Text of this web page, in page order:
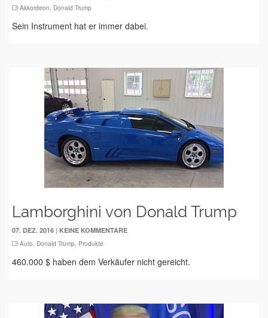
Akkordeon, Donald Trump
Sein Instrument hat er immer dabei.
Lamborghini von Donald Trump
07. DEZ. 2016 | KEINE KOMMENTARE
Auto, Donald Trump, Produkte
460.000 $ haben dem Verkäufer nicht gereicht.